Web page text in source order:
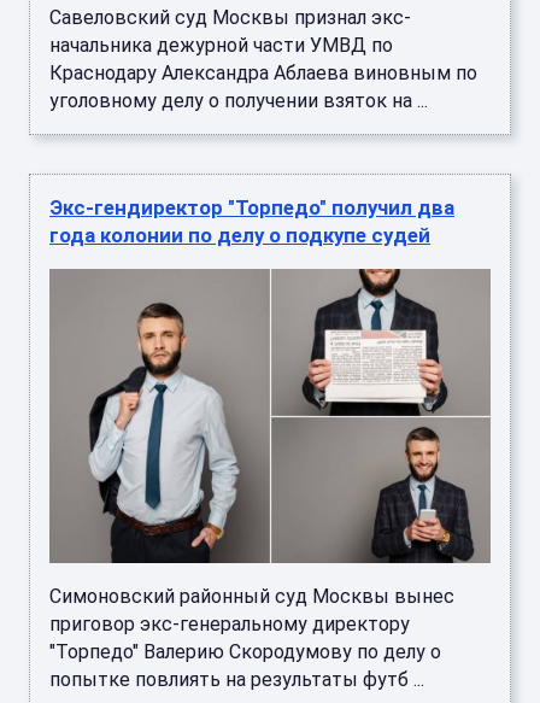
Савеловский суд Москвы признал экс-
начальника дежурной части УМВД по
Краснодару Александра Аблаева виновным по
уголовному делу о получении взяток на ...
Экс-гендиректор "Торпедо" получил два
года колонии по делу о подкупе судей
Симоновский районный суд Москвы вынес
приговор экс-генеральному директору
"Торпедо" Валерию Скородумову по делу о
попытке повлиять на результаты футб ...